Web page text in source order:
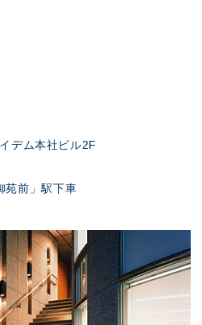
デム本社ビル2F
苑前」駅下車